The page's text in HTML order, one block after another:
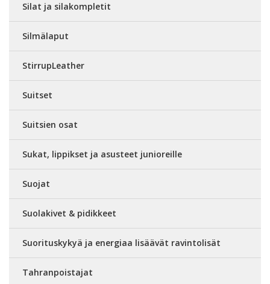
Silat ja silakompletit
Silmälaput
StirrupLeather
Suitset
Suitsien osat
Sukat, lippikset ja asusteet junioreille
Suojat
Suolakivet & pidikkeet
Suorituskykyä ja energiaa lisäävät ravintolisät
Tahranpoistajat